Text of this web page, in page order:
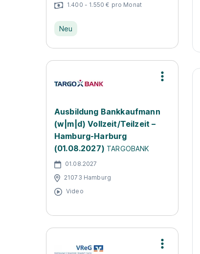
1.400 - 1.550 € pro Monat
Neu
Ausbildung Bankkaufmann
(w|m|d) Vollzeit/Teilzeit –
Hamburg-Harburg
(01.08.2027) TARGOBANK
01.08.2027
21073 Hamburg
Video